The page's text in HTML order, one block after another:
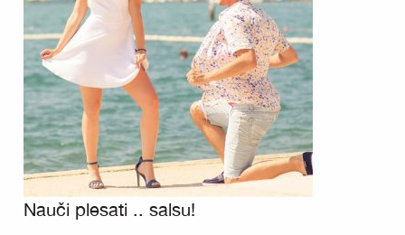
Nauči plesati .. salsu!